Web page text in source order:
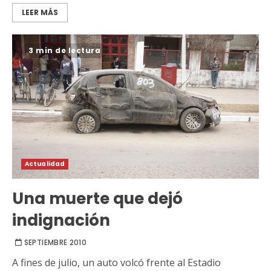
LEER MÁS
3 min de lectura
Actualidad
Una muerte que dejó
indignación
SEPTIEMBRE 2010
A fines de julio, un auto volcó frente al Estadio